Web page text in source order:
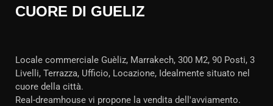
CUORE DI GUELIZ
Locale commerciale Guèliz, Marrakech, 300 M2, 90 Posti, 3
Livelli, Terrazza, Ufficio, Locazione, Idealmente situato nel
cuore della città.
Real-dreamhouse vi propone la vendita dell'avviamento.